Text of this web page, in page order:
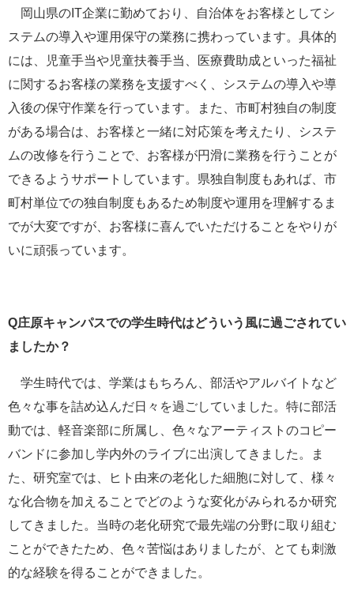
岡山県のIT企業に勤めており、自治体をお客様としてシ
ステムの導入や運用保守の業務に携わっています。具体的
には、児童手当や児童扶養手当、医療費助成といった福祉
に関するお客様の業務を支援すべく、システムの導入や導
入後の保守作業を行っています。また、市町村独自の制度
がある場合は、お客様と一緒に対応策を考えたり、システ
ムの改修を行うことで、お客様が円滑に業務を行うことが
できるようサポートしています。県独自制度もあれば、市
町村単位での独自制度もあるため制度や運用を理解するま
でが大変ですが、お客様に喜んでいただけることをやりが
いに頑張っています。
Q庄原キャンパスでの学生時代はどういう風に過ごされてい
ましたか？
学生時代では、学業はもちろん、部活やアルバイトなど
色々な事を詰め込んだ日々を過ごしていました。特に部活
動では、軽音楽部に所属し、色々なアーティストのコピー
バンドに参加し学内外のライブに出演してきました。ま
た、研究室では、ヒト由来の老化した細胞に対して、様々
な化合物を加えることでどのような変化がみられるか研究
してきました。当時の老化研究で最先端の分野に取り組む
ことができたため、色々苦悩はありましたが、とても刺激
的な経験を得ることができました。